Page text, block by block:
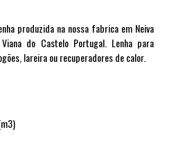
produzida na nossa fabrica em Neiva
do Castelo Portugal. Lenha para
lareira ou recuperadores de calor.